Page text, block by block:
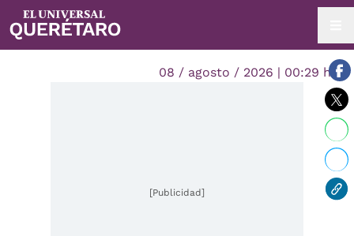
08 / agosto / 2026 | 00:29 hrs.
[Publicidad]